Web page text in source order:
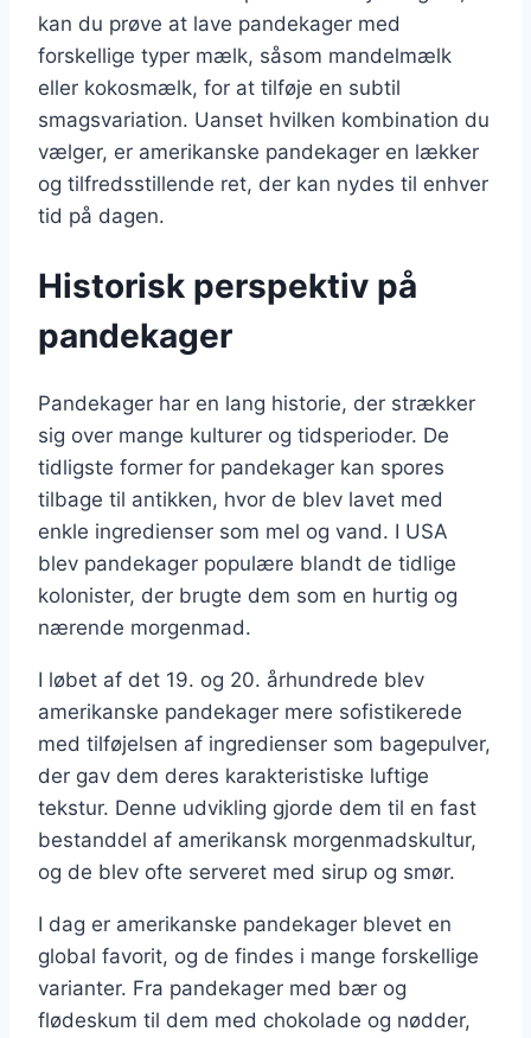
kan du prøve at lave pandekager med
forskellige typer mælk, såsom mandelmælk
eller kokosmælk, for at tilføje en subtil
smagsvariation. Uanset hvilken kombination du
vælger, er amerikanske pandekager en lækker
og tilfredsstillende ret, der kan nydes til enhver
tid på dagen.
Historisk perspektiv på
pandekager
Pandekager har en lang historie, der strækker
sig over mange kulturer og tidsperioder. De
tidligste former for pandekager kan spores
tilbage til antikken, hvor de blev lavet med
enkle ingredienser som mel og vand. I USA
blev pandekager populære blandt de tidlige
kolonister, der brugte dem som en hurtig og
nærende morgenmad.
I løbet af det 19. og 20. århundrede blev
amerikanske pandekager mere sofistikerede
med tilføjelsen af ingredienser som bagepulver,
der gav dem deres karakteristiske luftige
tekstur. Denne udvikling gjorde dem til en fast
bestanddel af amerikansk morgenmadskultur,
og de blev ofte serveret med sirup og smør.
I dag er amerikanske pandekager blevet en
global favorit, og de findes i mange forskellige
varianter. Fra pandekager med bær og
flødeskum til dem med chokolade og nødder,